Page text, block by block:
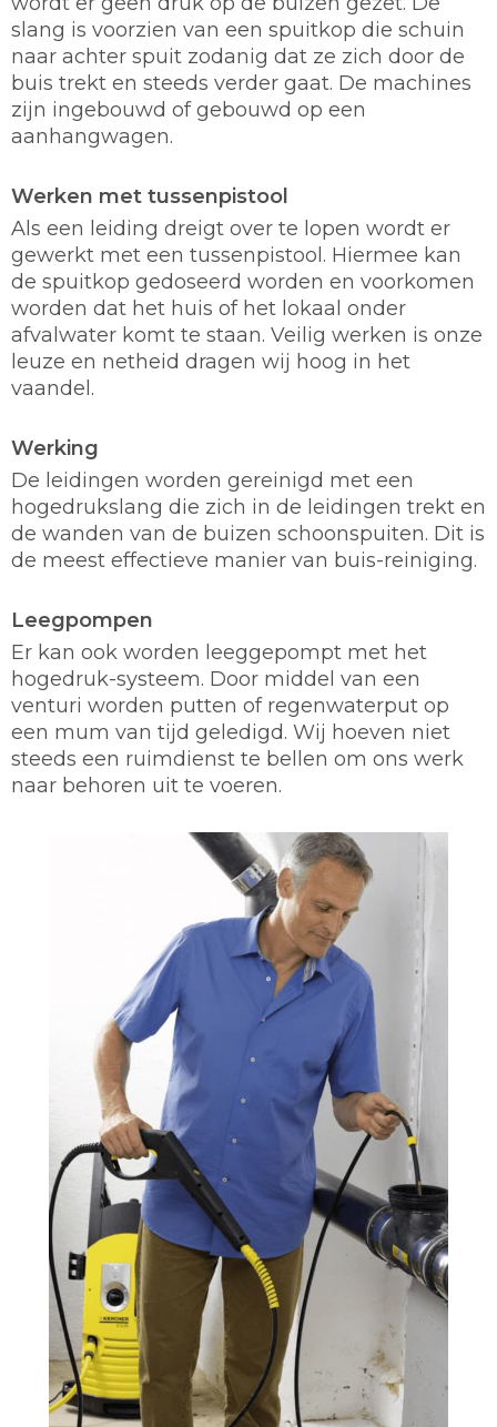
slang is voorzien van een spuitkop die schuin
naar achter spuit zodanig dat ze zich door de
buis trekt en steeds verder gaat. De machines
zijn ingebouwd of gebouwd op een
aanhangwagen.
Werken met tussenpistool
Als een leiding dreigt over te lopen wordt er
gewerkt met een tussenpistool. Hiermee kan
de spuitkop gedoseerd worden en voorkomen
worden dat het huis of het lokaal onder
afvalwater komt te staan. Veilig werken is onze
leuze en netheid dragen wij hoog in het
vaandel.
Werking
De leidingen worden gereinigd met een
hogedrukslang die zich in de leidingen trekt en
de wanden van de buizen schoonspuiten. Dit is
de meest effectieve manier van buis-reiniging.
Leegpompen
Er kan ook worden leeggepompt met het
hogedruk-systeem. Door middel van een
venturi worden putten of regenwaterput op
een mum van tijd geledigd. Wij hoeven niet
steeds een ruimdienst te bellen om ons werk
naar behoren uit te voeren.